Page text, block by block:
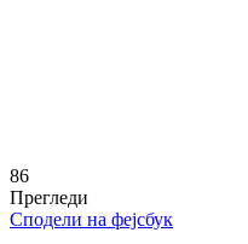
86
Прегледи
Сподели на фејсбук